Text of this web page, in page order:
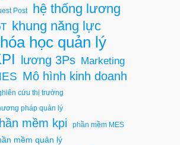
Post hệ thống lương
khung năng lực
học quản lý
lương 3Ps Marketing
Mô hình kinh doanh
cứu thị trường
pháp quản lý
mềm kpi phần mềm MES
mềm quản lý